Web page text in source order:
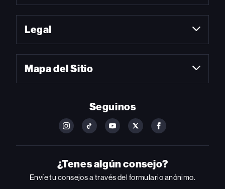
Legal
Mapa del Sitio
Seguinos
FOLLOW
ON
INSTAGRAM
FOLLOW
ON
YOUTUBE
FOLLOW
ON
YOUTUBE
FOLLOW
ON
FOLLOW
ON
FACEBOOK
¿Tenes algún consejo?
Envíe tu consejos a través del formulario anónimo.